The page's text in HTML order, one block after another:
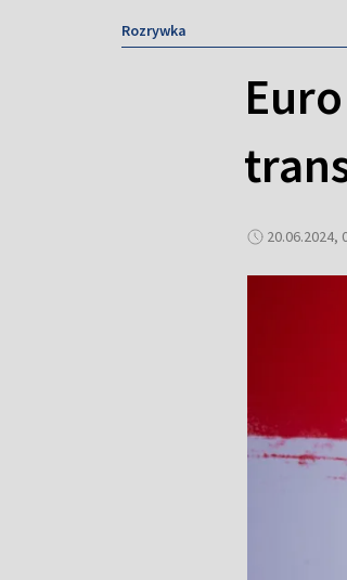
Rozrywka
20.06.2024,